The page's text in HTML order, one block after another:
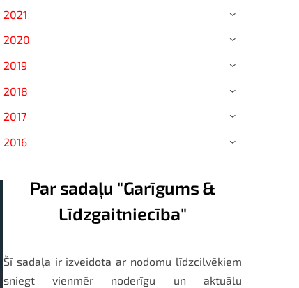
2021 ›
2020 ›
2019 ›
2018 ›
2017 ›
2016 ›
Par sadaļu "Garīgums &
Līdzgaitniecība"
Šī sadaļa ir izveidota ar nodomu līdzcilvēkiem
sniegt vienmēr noderīgu un aktuālu